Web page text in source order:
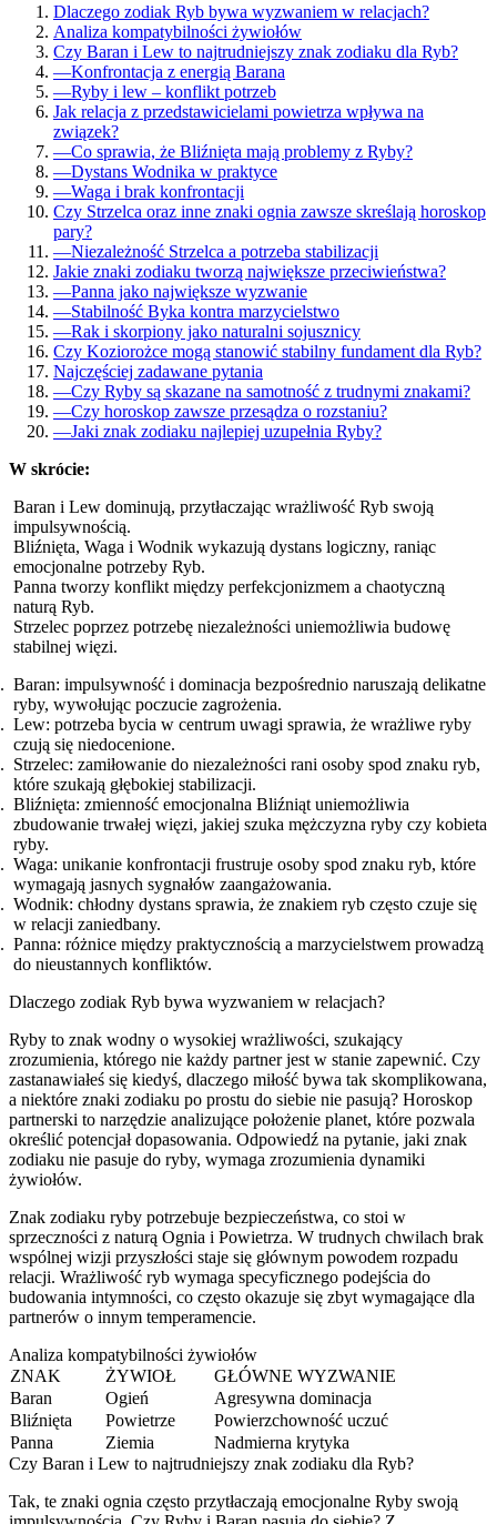
Dlaczego zodiak Ryb bywa wyzwaniem w relacjach?
Analiza kompatybilności żywiołów
Czy Baran i Lew to najtrudniejszy znak zodiaku dla Ryb?
—Konfrontacja z energią Barana
—Ryby i lew – konflikt potrzeb
Jak relacja z przedstawicielami powietrza wpływa na
związek?
—Co sprawia, że Bliźnięta mają problemy z Ryby?
—Dystans Wodnika w praktyce
—Waga i brak konfrontacji
Czy Strzelca oraz inne znaki ognia zawsze skreślają horoskop
pary?
—Niezależność Strzelca a potrzeba stabilizacji
Jakie znaki zodiaku tworzą największe przeciwieństwa?
—Panna jako największe wyzwanie
—Stabilność Byka kontra marzycielstwo
—Rak i skorpiony jako naturalni sojusznicy
Czy Koziorożce mogą stanowić stabilny fundament dla Ryb?
Najczęściej zadawane pytania
—Czy Ryby są skazane na samotność z trudnymi znakami?
—Czy horoskop zawsze przesądza o rozstaniu?
—Jaki znak zodiaku najlepiej uzupełnia Ryby?
W skrócie:
Baran i Lew dominują, przytłaczając wrażliwość Ryb swoją
impulsywnością.
Bliźnięta, Waga i Wodnik wykazują dystans logiczny, raniąc
emocjonalne potrzeby Ryb.
Panna tworzy konflikt między perfekcjonizmem a chaotyczną
naturą Ryb.
Strzelec poprzez potrzebę niezależności uniemożliwia budowę
stabilnej więzi.
Baran: impulsywność i dominacja bezpośrednio naruszają delikatne
ryby, wywołując poczucie zagrożenia.
Lew: potrzeba bycia w centrum uwagi sprawia, że wrażliwe ryby
czują się niedocenione.
Strzelec: zamiłowanie do niezależności rani osoby spod znaku ryb,
które szukają głębokiej stabilizacji.
Bliźnięta: zmienność emocjonalna Bliźniąt uniemożliwia
zbudowanie trwałej więzi, jakiej szuka mężczyzna ryby czy kobieta
ryby.
Waga: unikanie konfrontacji frustruje osoby spod znaku ryb, które
wymagają jasnych sygnałów zaangażowania.
Wodnik: chłodny dystans sprawia, że znakiem ryb często czuje się
w relacji zaniedbany.
Panna: różnice między praktycznością a marzycielstwem prowadzą
do nieustannych konfliktów.
Dlaczego zodiak Ryb bywa wyzwaniem w relacjach?
Ryby to znak wodny o wysokiej wrażliwości, szukający
zrozumienia, którego nie każdy partner jest w stanie zapewnić. Czy
zastanawiałeś się kiedyś, dlaczego miłość bywa tak skomplikowana,
a niektóre znaki zodiaku po prostu do siebie nie pasują? Horoskop
partnerski to narzędzie analizujące położenie planet, które pozwala
określić potencjał dopasowania. Odpowiedź na pytanie, jaki znak
zodiaku nie pasuje do ryby, wymaga zrozumienia dynamiki
żywiołów.
Znak zodiaku ryby potrzebuje bezpieczeństwa, co stoi w
sprzeczności z naturą Ognia i Powietrza. W trudnych chwilach brak
wspólnej wizji przyszłości staje się głównym powodem rozpadu
relacji. Wrażliwość ryb wymaga specyficznego podejścia do
budowania intymności, co często okazuje się zbyt wymagające dla
partnerów o innym temperamencie.
Analiza kompatybilności żywiołów
ZNAK
ŻYWIOŁ
GŁÓWNE WYZWANIE
Baran
Ogień
Agresywna dominacja
Bliźnięta
Powietrze
Powierzchowność uczuć
Panna
Ziemia
Nadmierna krytyka
Czy Baran i Lew to najtrudniejszy znak zodiaku dla Ryb?
Tak, te znaki ognia często przytłaczają emocjonalne Ryby swoją